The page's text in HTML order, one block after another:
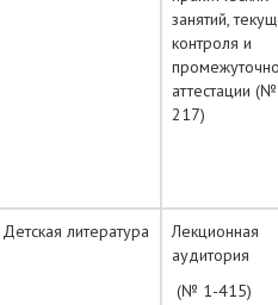
занятий,
контроля и
аттестации
217)
Детская литература
Лекционная
аудитория
(№ 1-415)